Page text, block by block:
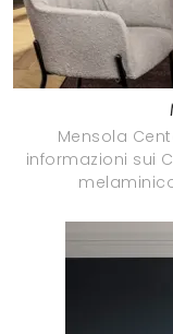
Mensola
informazioni sui